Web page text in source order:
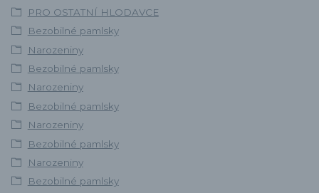
PRO OSTATNÍ HLODAVCE
Bezobilné pamlsky
Narozeniny
Bezobilné pamlsky
Narozeniny
Bezobilné pamlsky
Narozeniny
Bezobilné pamlsky
Narozeniny
Bezobilné pamlsky